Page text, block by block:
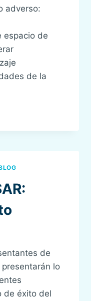
adverso:
espacio de
de la
de
lo
de éxito del